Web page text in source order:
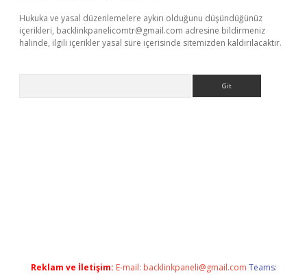
Hukuka ve yasal düzenlemelere aykırı olduğunu düşündüğünüz
içerikleri, backlinkpanelicomtr@gmail.com adresine bildirmeniz
halinde, ilgili içerikler yasal süre içerisinde sitemizden kaldırılacaktır.
Reklam ve İletişim: E-mail: backlinkpaneli@gmail.com Teams: